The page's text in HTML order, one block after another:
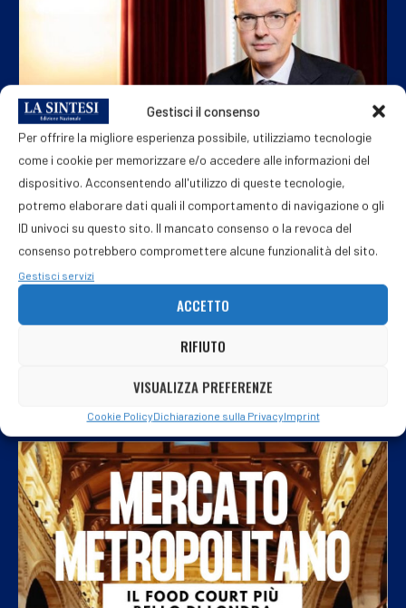
Gestisci il consenso
Per offrire la migliore esperienza possibile, utilizziamo tecnologie
come i cookie per memorizzare e/o accedere alle informazioni del
dispositivo. Acconsentendo all'utilizzo di queste tecnologie,
potremo elaborare dati quali il comportamento di navigazione o gli
ID univoci su questo sito. Il mancato consenso o la revoca del
consenso potrebbero compromettere alcune funzionalità del sito.
Gestisci servizi
ACCETTO
RIFIUTO
VISUALIZZA PREFERENZE
Cookie PolicyDichiarazione sulla PrivacyImprint
Mediobanca, semestre record: i numeri parlano chiaro,
Melzi...